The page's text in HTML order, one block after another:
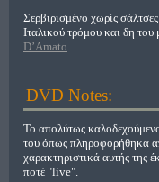
Σερβιρισμένο χωρίς
Ιταλικού τρόμου και δη
D’Amato.
DVD Notes:
Το απολύτως
του όπως πληροφορήθηκα
χαρακτηριστικά αυτής της
ποτέ "live".